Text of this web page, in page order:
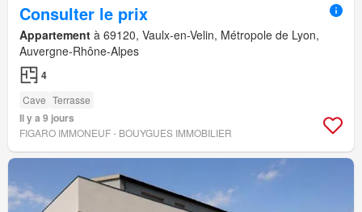
Consulter le prix
Appartement à 69120, Vaulx-en-Velin, Métropole de Lyon,
Auvergne-Rhône-Alpes
4
Cave Terrasse
Il y a 9 jours
FIGARO IMMONEUF - BOUYGUES IMMOBILIER